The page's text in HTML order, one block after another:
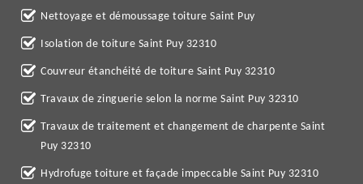
Nettoyage et démoussage toiture Saint Puy
Isolation de toiture Saint Puy 32310
Couvreur étanchéité de toiture Saint Puy 32310
Travaux de zinguerie selon la norme Saint Puy 32310
Travaux de traitement et changement de charpente Saint
Puy 32310
Hydrofuge toiture et façade impeccable Saint Puy 32310